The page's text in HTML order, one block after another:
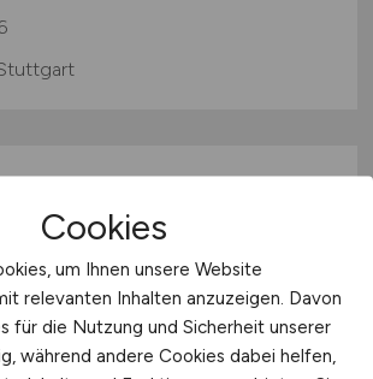
für Lagerlogistik
Cookies
um Ihnen unsere Website
relevanten Inhalten anzuzeigen. Davon
für die Nutzung und Sicherheit unserer
während andere Cookies dabei helfen,